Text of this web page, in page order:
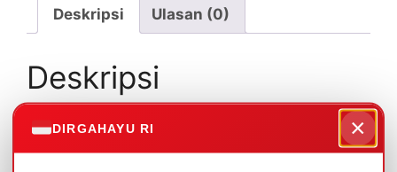
Deskripsi Ulasan (0)
Deskripsi
Tas Kerja Laptop Terbaru Kode WHL252
DIRGAHAYU RI ×